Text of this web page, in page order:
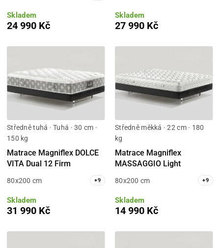
Skladem
24 990 Kč
Skladem
27 990 Kč
Středně tuhá · Tuhá · 30 cm ·
150 kg
Matrace Magniflex DOLCE
VITA Dual 12 Firm
80x200 cm +9
Skladem
31 990 Kč
Středně měkká · 22 cm · 180
kg
Matrace Magniflex
MASSAGGIO Light
80x200 cm +9
Skladem
14 990 Kč